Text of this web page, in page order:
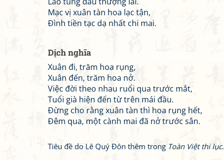
Mạc vị xuân tàn hoa lạc tận,
Đình tiền tạc dạ nhất chi mai.
Dịch nghĩa
Xuân đi, trăm hoa rụng,
Xuân đến, trăm hoa nở.
Việc đời theo nhau ruổi qua trước mắt,
Tuổi già hiện đến từ trên mái đầu.
Đừng cho rằng xuân tàn thì hoa rụng hết,
Đêm qua, một cành mai đã nở trước sân.
Tiêu đề do Lê Quý Đôn thêm trong Toàn Việt thi lục.